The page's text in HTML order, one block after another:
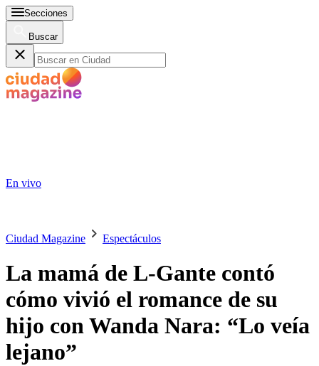
Secciones
Buscar
En vivo
Ciudad Magazine Espectáculos
La mamá de L-Gante contó
cómo vivió el romance de su
hijo con Wanda Nara: “Lo veía
lejano”